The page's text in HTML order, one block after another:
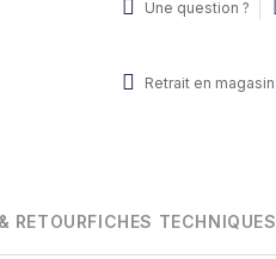
Une question ?
Retrait en magasin
RETOURFICHES TECHNIQUES